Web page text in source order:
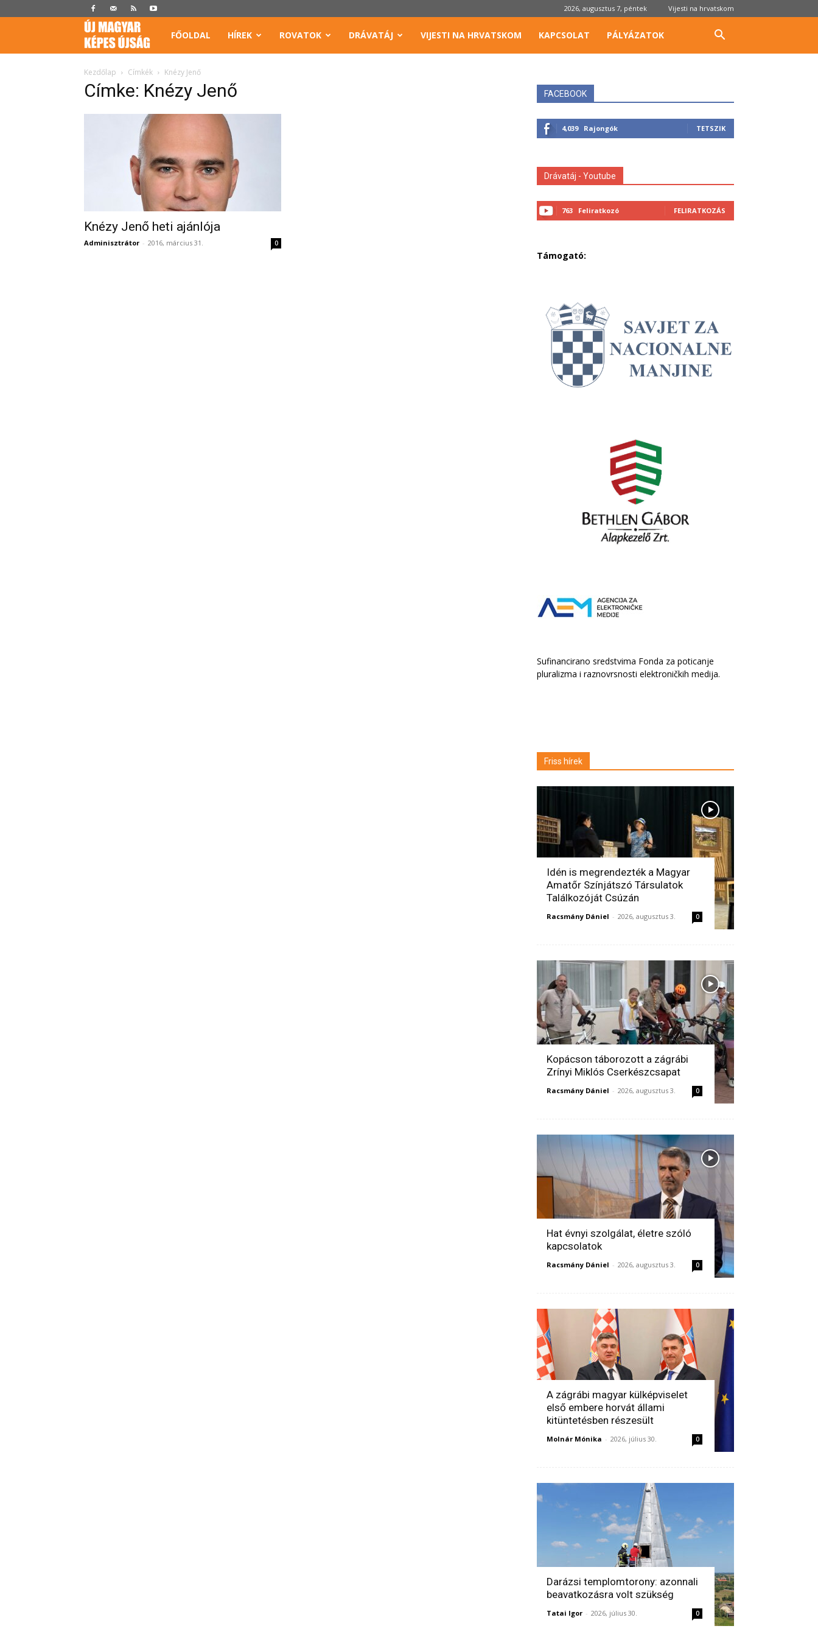
2026, augusztus 7, péntek Vijesti na hrvatskom
Képes
Újság
FŐOLDAL HÍREK ROVATOK DRÁVATÁJ VIJESTI NA HRVATSKOM KAPCSOLAT PÁLYÁZATOK
Kezdőlap Címkék Knézy Jenő
Címke: Knézy Jenő
Knézy Jenő heti ajánlója
Adminisztrátor - 2016, március 31. 0
FACEBOOK
4,039 Rajongók TETSZIK
Drávatáj - Youtube
763 Feliratkozó FELIRATKOZÁS
Támogató:
Sufinancirano sredstvima Fonda za poticanje
pluralizma i raznovrsnosti elektroničkih medija.
Friss hírek
Idén is megrendezték a Magyar
Amatőr Színjátszó Társulatok
Találkozóját Csúzán
Racsmány Dániel - 2026, augusztus 3. 0
Kopácson táborozott a zágrábi
Zrínyi Miklós Cserkészcsapat
Racsmány Dániel - 2026, augusztus 3. 0
Hat évnyi szolgálat, életre szóló
kapcsolatok
Racsmány Dániel - 2026, augusztus 3. 0
A zágrábi magyar külképviselet
első embere horvát állami
kitüntetésben részesült
Molnár Mónika - 2026, július 30. 0
Darázsi templomtorony: azonnali
beavatkozásra volt szükség
Tatai Igor - 2026, július 30. 0